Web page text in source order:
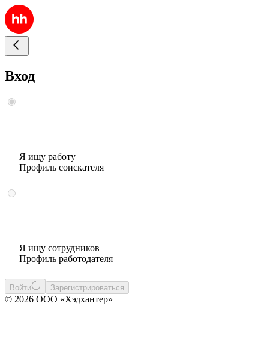
Вход
Я ищу работу
Профиль соискателя
Я ищу сотрудников
Профиль работодателя
Войти Зарегистрироваться
© 2026 ООО «Хэдхантер»